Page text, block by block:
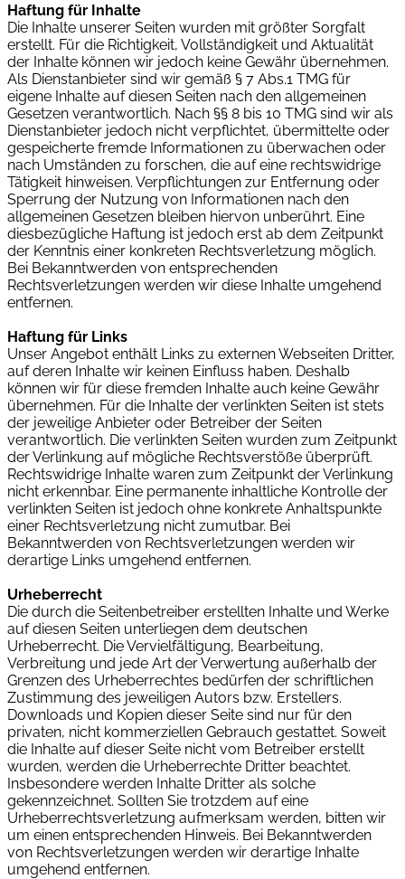
Haftung für Inhalte
Die Inhalte unserer Seiten wurden mit größter Sorgfalt
erstellt. Für die Richtigkeit, Vollständigkeit und Aktualität
der Inhalte können wir jedoch keine Gewähr übernehmen.
Als Dienstanbieter sind wir gemäß § 7 Abs.1 TMG für
eigene Inhalte auf diesen Seiten nach den allgemeinen
Gesetzen verantwortlich. Nach §§ 8 bis 10 TMG sind wir als
Dienstanbieter jedoch nicht verpflichtet, übermittelte oder
gespeicherte fremde Informationen zu überwachen oder
nach Umständen zu forschen, die auf eine rechtswidrige
Tätigkeit hinweisen. Verpflichtungen zur Entfernung oder
Sperrung der Nutzung von Informationen nach den
allgemeinen Gesetzen bleiben hiervon unberührt. Eine
diesbezügliche Haftung ist jedoch erst ab dem Zeitpunkt
der Kenntnis einer konkreten Rechtsverletzung möglich.
Bei Bekanntwerden von entsprechenden
Rechtsverletzungen werden wir diese Inhalte umgehend
entfernen.
Haftung für Links
Unser Angebot enthält Links zu externen Webseiten Dritter,
auf deren Inhalte wir keinen Einfluss haben. Deshalb
können wir für diese fremden Inhalte auch keine Gewähr
übernehmen. Für die Inhalte der verlinkten Seiten ist stets
der jeweilige Anbieter oder Betreiber der Seiten
verantwortlich. Die verlinkten Seiten wurden zum Zeitpunkt
der Verlinkung auf mögliche Rechtsverstöße überprüft.
Rechtswidrige Inhalte waren zum Zeitpunkt der Verlinkung
nicht erkennbar. Eine permanente inhaltliche Kontrolle der
verlinkten Seiten ist jedoch ohne konkrete Anhaltspunkte
einer Rechtsverletzung nicht zumutbar. Bei
Bekanntwerden von Rechtsverletzungen werden wir
derartige Links umgehend entfernen.
Urheberrecht
Die durch die Seitenbetreiber erstellten Inhalte und Werke
auf diesen Seiten unterliegen dem deutschen
Urheberrecht. Die Vervielfältigung, Bearbeitung,
Verbreitung und jede Art der Verwertung außerhalb der
Grenzen des Urheberrechtes bedürfen der schriftlichen
Zustimmung des jeweiligen Autors bzw. Erstellers.
Downloads und Kopien dieser Seite sind nur für den
privaten, nicht kommerziellen Gebrauch gestattet. Soweit
die Inhalte auf dieser Seite nicht vom Betreiber erstellt
wurden, werden die Urheberrechte Dritter beachtet.
Insbesondere werden Inhalte Dritter als solche
gekennzeichnet. Sollten Sie trotzdem auf eine
Urheberrechtsverletzung aufmerksam werden, bitten wir
um einen entsprechenden Hinweis. Bei Bekanntwerden
von Rechtsverletzungen werden wir derartige Inhalte
umgehend entfernen.